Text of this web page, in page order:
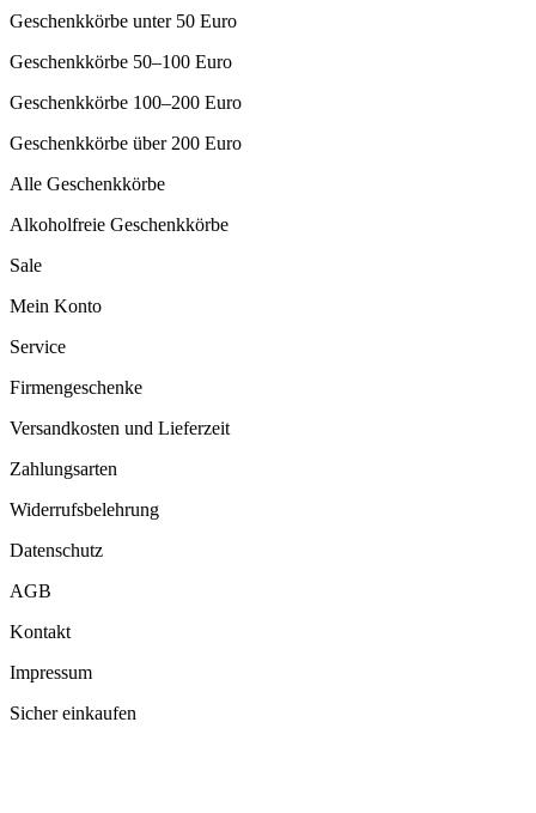
Geschenkkörbe unter 50 Euro
Geschenkkörbe 50–100 Euro
Geschenkkörbe 100–200 Euro
Geschenkkörbe über 200 Euro
Alle Geschenkkörbe
Alkoholfreie Geschenkkörbe
Sale
Mein Konto
Service
Firmengeschenke
Versandkosten und Lieferzeit
Zahlungsarten
Widerrufsbelehrung
Datenschutz
AGB
Kontakt
Impressum
Sicher einkaufen